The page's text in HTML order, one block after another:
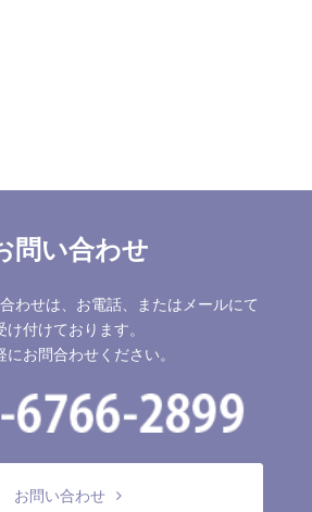
問い合わせ
わせは、お電話、またはメールにて
け付けております。
にお問合わせください。
お問い合わせ